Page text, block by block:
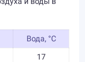
Вода, °C
17